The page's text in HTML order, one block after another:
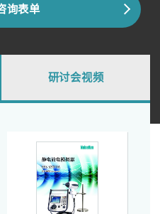
询表单
研讨会视频